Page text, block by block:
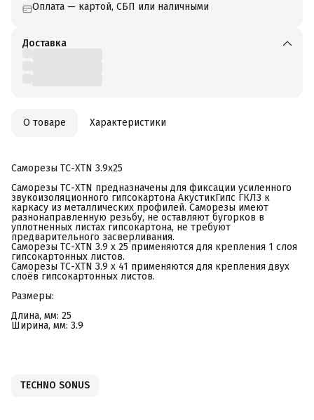
Оплата — картой, СБП или наличными
Доставка
О товаре Характеристики
Саморезы ТС-XTN 3.9х25
Саморезы ТС-XTN предназначены для фиксации усиленного
звукоизоляционного гипсокартона АкустикГипс ГКЛЗ к
каркасу из металлических профилей. Саморезы имеют
разнонаправленную резьбу, не оставляют бугорков в
уплотненных листах гипсокартона, не требуют
предварительного засверливания.
Саморезы ТС-XTN 3.9 х 25 применяются для крепления 1 слоя
гипсокартонных листов.
Саморезы ТС-XTN 3.9 х 41 применяются для крепления двух
слоёв гипсокартонных листов.
Размеры:
Длина, мм: 25
Ширина, мм: 3.9
TECHNO SONUS